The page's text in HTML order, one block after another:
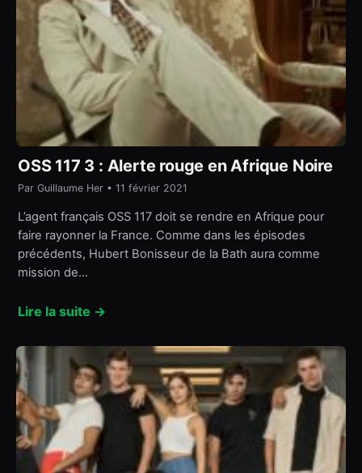
OSS 117 3 : Alerte rouge en Afrique Noire
Par Guillaume Her • 11 février 2021
L’agent français OSS 117 doit se rendre en Afrique pour
faire rayonner la France. Comme dans les épisodes
précédents, Hubert Bonisseur de la Bath aura comme
mission de…
Lire la suite →